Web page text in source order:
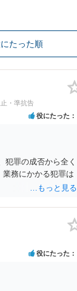
たった順
・準抗告
役にたった
罪の成否から全く
務にかかる犯罪は
役にたった